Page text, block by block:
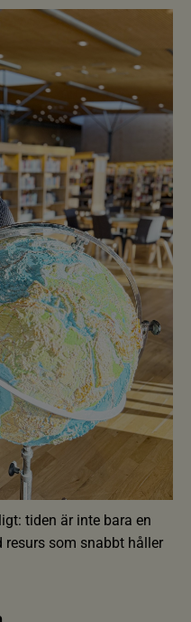
tiden är inte bara en
resurs som snabbt håller